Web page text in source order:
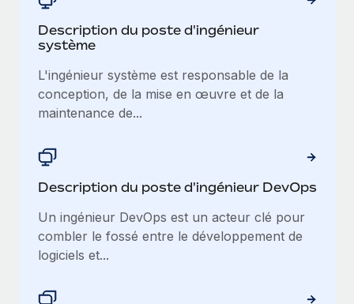
Description du poste d'ingénieur
système
L'ingénieur système est responsable de la
conception, de la mise en œuvre et de la
maintenance de...
Description du poste d'ingénieur DevOps
Un ingénieur DevOps est un acteur clé pour
combler le fossé entre le développement de
logiciels et...